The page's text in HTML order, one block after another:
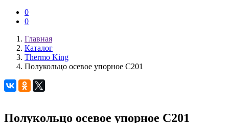
0
0
Главная
Каталог
Thermo King
Полукольцо осевое упорное C201
Полукольцо осевое упорное C201